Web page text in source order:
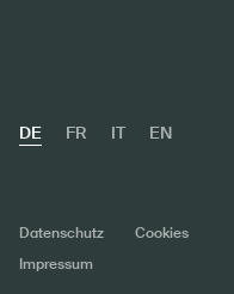
DE FR IT EN
Datenschutz
Cookies
Impressum